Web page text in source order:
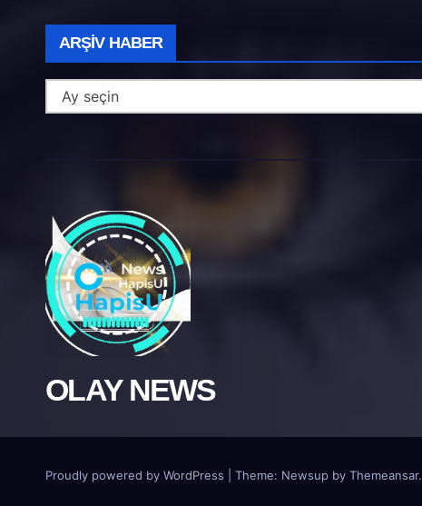
ARŞIV HABER
Haber
OLAY NEWS
Proudly powered by WordPress Theme: Newsup by Themeansar.